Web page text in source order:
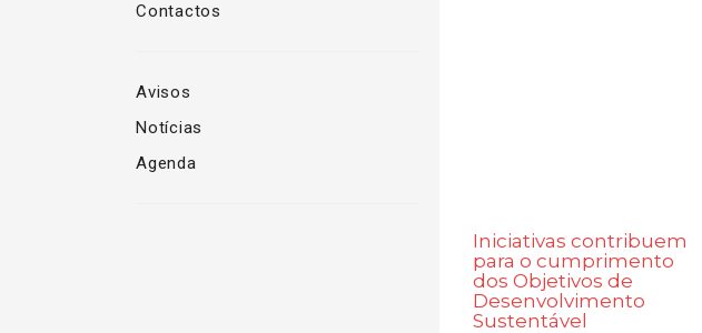
Contactos
Avisos
Notícias
Agenda
Iniciativas contribuem
para o cumprimento
dos Objetivos de
Desenvolvimento
Sustentável